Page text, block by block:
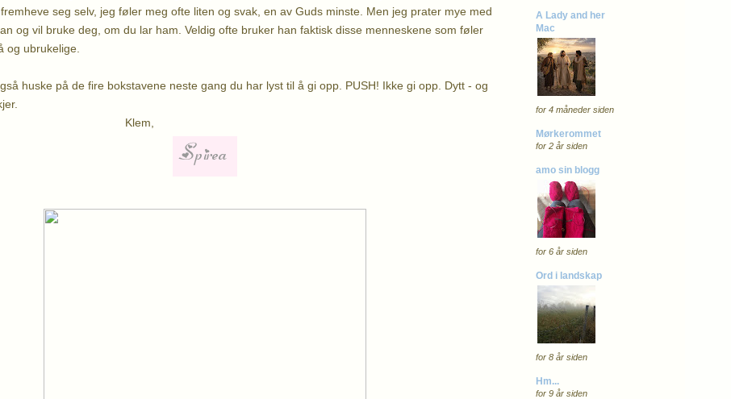
seg selv, jeg føler meg ofte liten og svak, en av Guds minste. Men jeg prater mye med
og vil bruke deg, om du lar ham. Veldig ofte bruker han faktisk disse menneskene som føler
og ubrukelige.
huske på de fire bokstavene neste gang du har lyst til å gi opp. PUSH! Ikke gi opp. Dytt - og
A Lady and her
Mac
for 4 måneder siden
Mørkerommet
for 2 år siden
amo sin blogg
for 6 år siden
Ord i landskap
for 8 år siden
Hm...
for 9 år siden